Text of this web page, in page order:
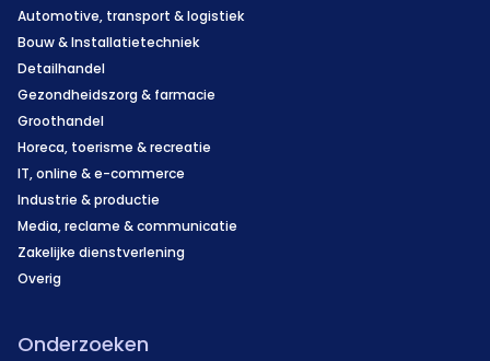
Automotive, transport & logistiek
Bouw & Installatietechniek
Detailhandel
Gezondheidszorg & farmacie
Groothandel
Horeca, toerisme & recreatie
IT, online & e-commerce
Industrie & productie
Media, reclame & communicatie
Zakelijke dienstverlening
Overig
Onderzoeken